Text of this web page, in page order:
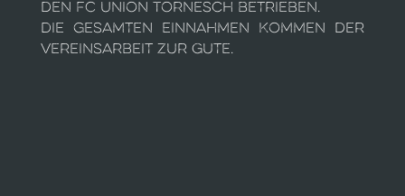
den FC Union Tornesch betrieben.
Die gesamten Einnahmen kommen der
Vereinsarbeit zur Gute.